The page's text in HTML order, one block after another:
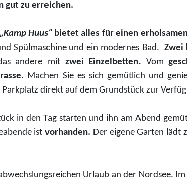
gut zu erreichen.
„Kamp Huus“bietet alles für einen
Spülmaschine und ein modernes Bad. Zwei
andere mit zwei Einzelbetten. Vom
. Machen Sie es sich gemütlich und
direkt auf dem Grundstück zur
in den Tag starten und ihn am Abend
istvorhanden. Der eigene Garten lädt
Urlaub an der Nordsee.